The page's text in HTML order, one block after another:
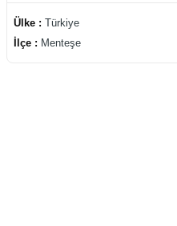
Ülke : Türkiye
İlçe : Menteşe